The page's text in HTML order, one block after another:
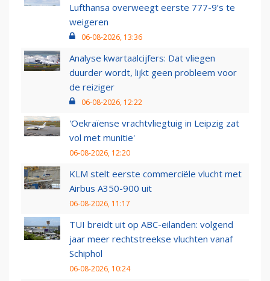
Lufthansa overweegt eerste 777-9’s te
weigeren
06-08-2026, 13:36
Analyse kwartaalcijfers: Dat vliegen
duurder wordt, lijkt geen probleem voor
de reiziger
06-08-2026, 12:22
'Oekraïense vrachtvliegtuig in Leipzig zat
vol met munitie'
06-08-2026, 12:20
KLM stelt eerste commerciële vlucht met
Airbus A350-900 uit
06-08-2026, 11:17
TUI breidt uit op ABC-eilanden: volgend
jaar meer rechtstreekse vluchten vanaf
Schiphol
06-08-2026, 10:24